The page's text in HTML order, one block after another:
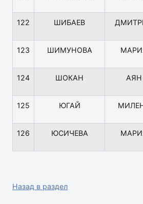
122 ШИБАЕВ
123 ШИМУНОВА
124 ШОКАН АЯН
125 ЮГАЙ
126 ЮСИЧЕВА
Назад в раздел